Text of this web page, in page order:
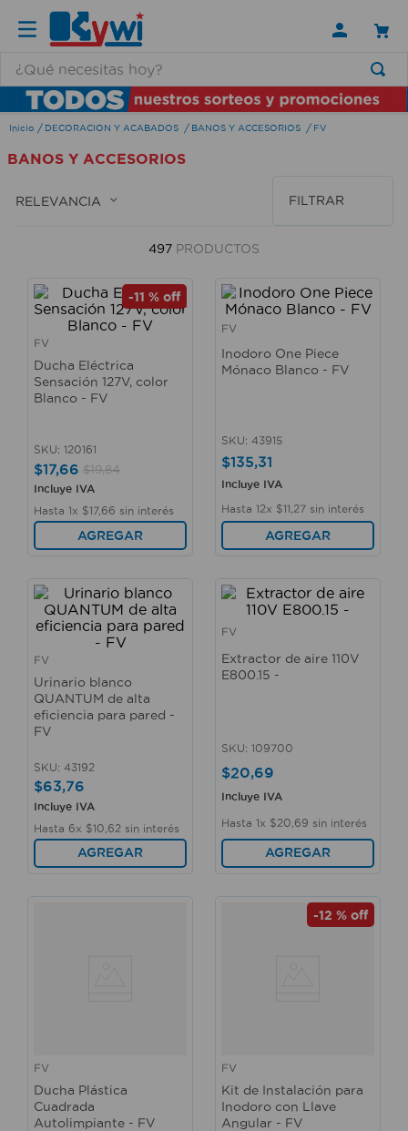
DECORACION Y ACABADOS BANOS Y ACCESORIOS FV
BANOS Y ACCESORIOS
RELEVANCIA FILTRAR
497 PRODUCTOS
-11 % off
FV
Ducha Eléctrica
Sensación 127V, color
Blanco - FV
SKU: 120161
$17,66 $19,84
Incluye IVA
Hasta 1x $17, 66 sin interés
AGREGAR
FV
Inodoro One Piece
Mónaco Blanco - FV
SKU: 43915
$135,31
Incluye IVA
Hasta 12x $11 27 sin interés
AGREGAR
FV
Urinario blanco
QUANTUM de alta
eficiencia para pared -
FV
SKU: 43192
$63,76
Incluye IVA
Hasta 6x $10 62 sin interés
AGREGAR
FV
Extractor de aire 110V
E800.15 -
SKU: 109700
$20,69
Incluye IVA
Hasta 1x $20 69 sin interés
AGREGAR
FV
Ducha Plástica
Cuadrada
Autolimpiante - FV
-12 % off
FV
Kit de Instalación para
Inodoro con Llave
Angular - FV
TÉRMINOS MÁS BUSCADOS
1.
lamparas
2.
ducha
3.
silla
escritorio
cerradura
lavamanos